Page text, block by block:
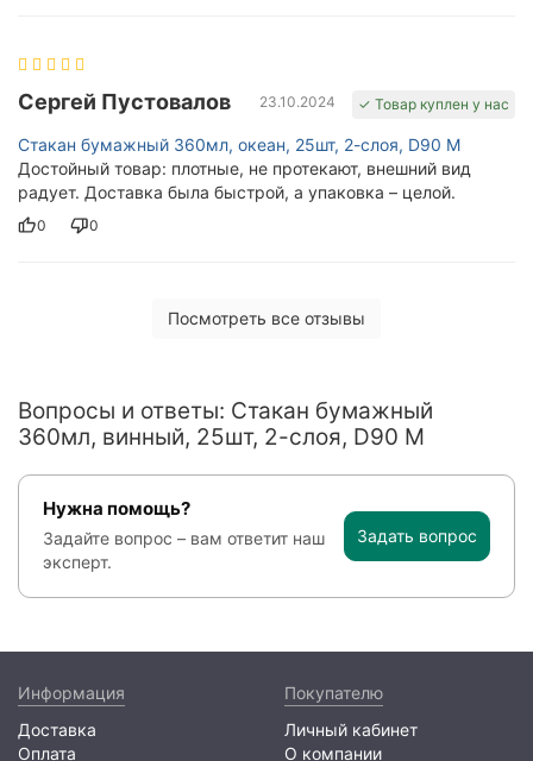
Сергей Пустовалов 23.10.2024 ✓ Товар куплен у нас
Стакан бумажный 360мл, океан, 25шт, 2-слоя, D90 M
Достойный товар: плотные, не протекают, внешний вид
радует. Доставка была быстрой, а упаковка – целой.
0 0
Посмотреть все отзывы
Вопросы и ответы: Стакан бумажный
360мл, винный, 25шт, 2-слоя, D90 M
Нужна помощь?
Задайте вопрос – вам ответит наш
эксперт.
Задать вопрос
Информация
Доставка
Оплата
Покупателю
Личный кабинет
О компании